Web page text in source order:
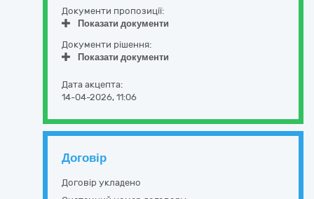
Документи пропозиції:
Показати документи
Документи рішення:
Показати документи
Дата акцепта:
14-04-2026, 11:06
Договір
Договір укладено